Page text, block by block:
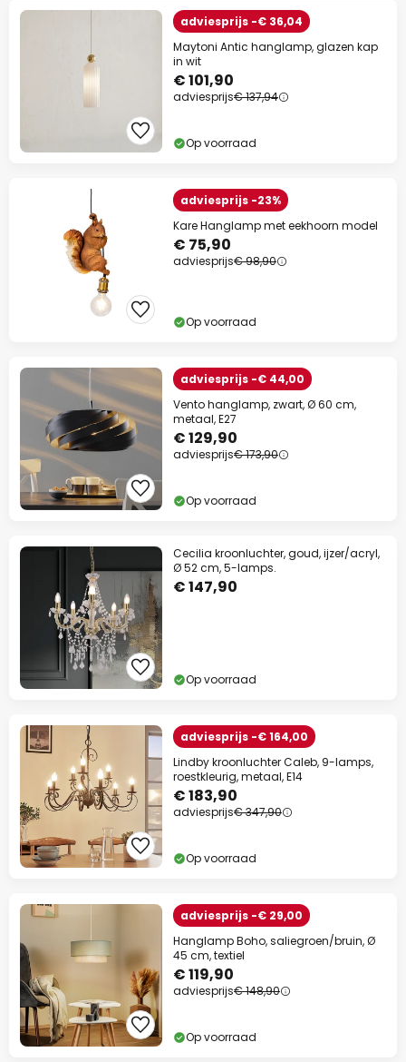
adviesprijs -€ 36,04
Maytoni Antic hanglamp, glazen kap
in wit
€ 101,90
adviesprijs€ 137,94
Op voorraad
adviesprijs -23%
Kare Hanglamp met eekhoorn model
€ 75,90
adviesprijs€ 98,90
Op voorraad
adviesprijs -€ 44,00
Vento hanglamp, zwart, Ø 60 cm,
metaal, E27
€ 129,90
adviesprijs€ 173,90
Op voorraad
Cecilia kroonluchter, goud, ijzer/acryl,
Ø 52 cm, 5-lamps.
€ 147,90
Op voorraad
adviesprijs -€ 164,00
Lindby kroonluchter Caleb, 9-lamps,
roestkleurig, metaal, E14
€ 183,90
adviesprijs€ 347,90
Op voorraad
adviesprijs -€ 29,00
Hanglamp Boho, saliegroen/bruin, Ø
45 cm, textiel
€ 119,90
adviesprijs€ 148,90
Op voorraad